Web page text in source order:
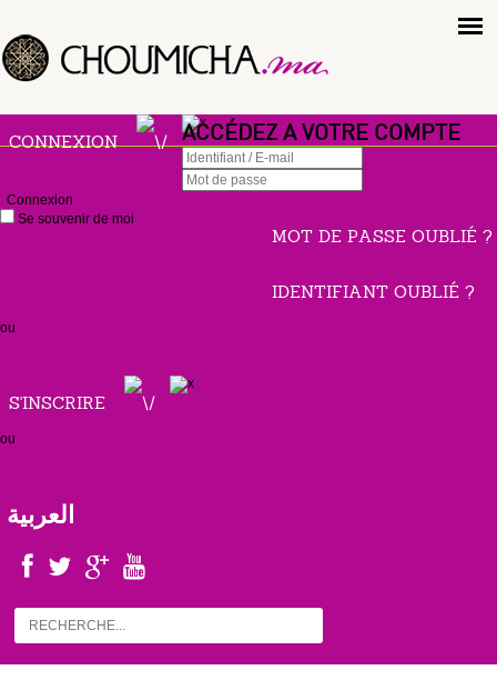
CONNEXION ACCÉDEZ A VOTRE COMPTE
Connexion
Se souvenir de moi
MOT DE PASSE OUBLIÉ ?
IDENTIFIANT OUBLIÉ ?
ou
S'INSCRIRE
ou
العربية